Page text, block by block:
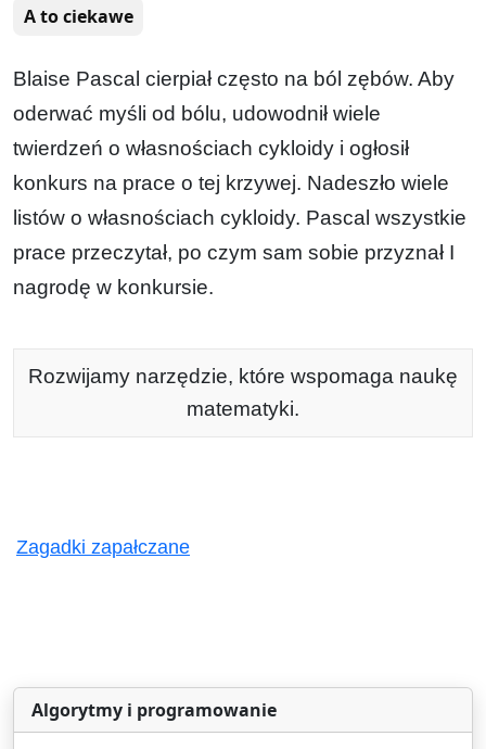
A to ciekawe
Blaise Pascal cierpiał często na ból zębów. Aby
oderwać myśli od bólu, udowodnił wiele
twierdzeń o własnościach cykloidy i ogłosił
konkurs na prace o tej krzywej. Nadeszło wiele
listów o własnościach cykloidy. Pascal wszystkie
prace przeczytał, po czym sam sobie przyznał I
nagrodę w konkursie.
Rozwijamy narzędzie, które wspomaga naukę
matematyki.
Zagadki zapałczane
Algorytmy i programowanie